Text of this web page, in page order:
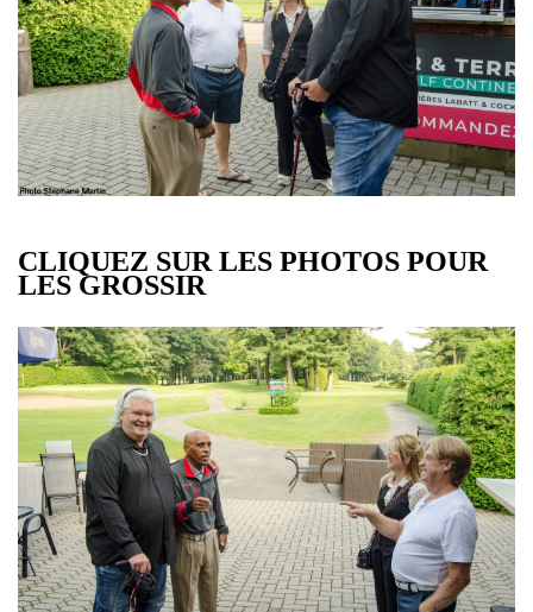
CLIQUEZ SUR LES PHOTOS POUR
LES GROSSIR